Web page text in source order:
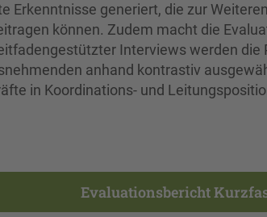
Erkenntnisse generiert, die zur
können. Zudem macht die
Interviews werden die
anhand kontrastiv
in Koordinations- und
Evaluationsbericht